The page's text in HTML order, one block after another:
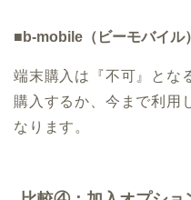
■b-mobile（ビーモバイル）
端末購入は『不可』とな
購入するか、今まで利用
なります。